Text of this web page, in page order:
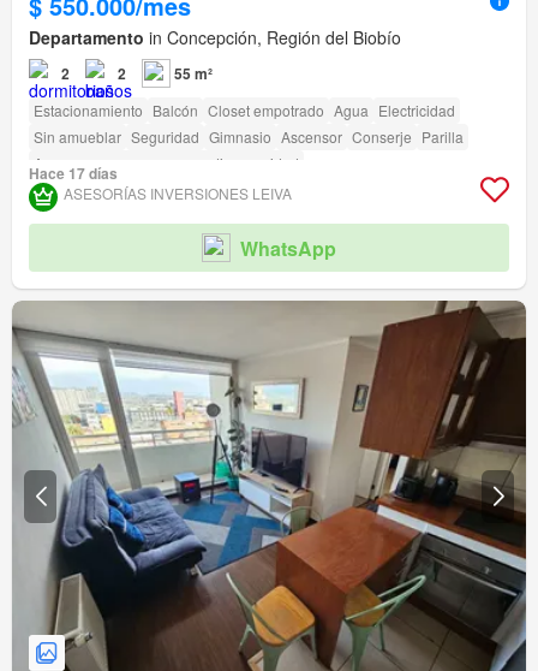
Departamento in Concepción, Región del Biobío
2 2 55 m²
Estacionamiento Balcón Closet empotrado Agua Electricidad
Sin amueblar Seguridad Gimnasio Ascensor Conserje Parilla
Acceso para personas con discapacidad
Hace 17 días
ASESORÍAS INVERSIONES LEIVA
WhatsApp